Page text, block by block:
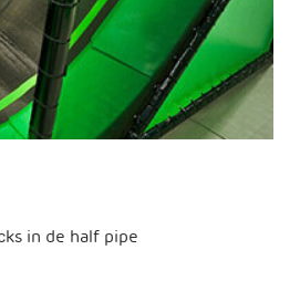
in de half pipe